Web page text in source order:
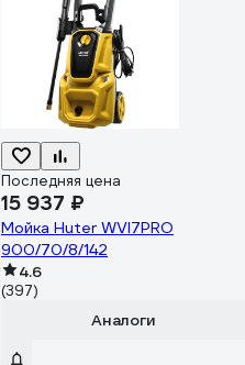
Последняя цена
15 937 ₽
Мойка Huter WVI7PRO
900/70/8/142
4.6
(397)
Аналоги